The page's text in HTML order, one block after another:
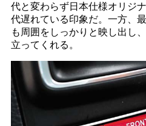
代と変わらず日本仕様オリジ
代遅れている印象だ。一方、
も周囲をしっかりと映し出し
立ってくれる。